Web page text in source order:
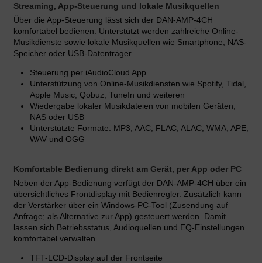
Streaming, App-Steuerung und lokale Musikquellen
Über die App-Steuerung lässt sich der DAN-AMP-4CH
komfortabel bedienen. Unterstützt werden zahlreiche Online-
Musikdienste sowie lokale Musikquellen wie Smartphone, NAS-
Speicher oder USB-Datenträger.
Steuerung per iAudioCloud App
Unterstützung von Online-Musikdiensten wie Spotify, Tidal,
Apple Music, Qobuz, TuneIn und weiteren
Wiedergabe lokaler Musikdateien von mobilen Geräten,
NAS oder USB
Unterstützte Formate: MP3, AAC, FLAC, ALAC, WMA, APE,
WAV und OGG
Komfortable Bedienung direkt am Gerät, per App oder PC
Neben der App-Bedienung verfügt der DAN-AMP-4CH über ein
übersichtliches Frontdisplay mit Bedienregler. Zusätzlich kann
der Verstärker über ein Windows-PC-Tool (Zusendung auf
Anfrage; als Alternative zur App) gesteuert werden. Damit
lassen sich Betriebsstatus, Audioquellen und EQ-Einstellungen
komfortabel verwalten.
TFT-LCD-Display auf der Frontseite